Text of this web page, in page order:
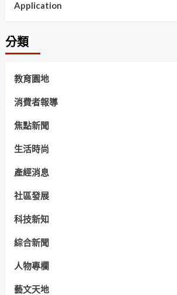
Application
分類
教育園地
消費者報導
焦點新聞
生活時尚
產經消息
社區發展
科技新知
綜合新聞
人物專欄
藝文天地